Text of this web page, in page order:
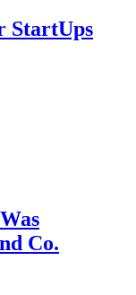
StartUps
Co.